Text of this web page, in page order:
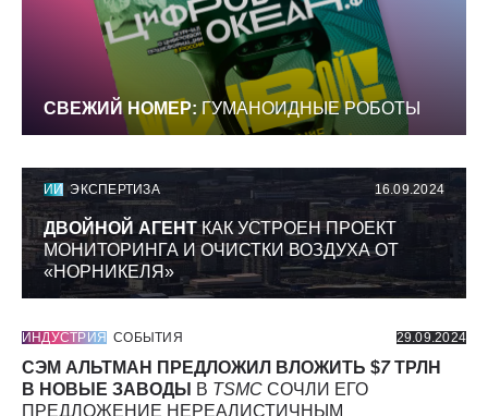
СВЕЖИЙ НОМЕР: ГУМАНОИДНЫЕ РОБОТЫ
ИИ ЭКСПЕРТИЗА 16.09.2024
ДВОЙНОЙ АГЕНТКАК УСТРОЕН ПРОЕКТ
МОНИТОРИНГА И ОЧИСТКИ ВОЗДУХА ОТ
«НОРНИКЕЛЯ»
ИНДУСТРИЯ СОБЫТИЯ 29.09.2024
СЭМ АЛЬТМАН ПРЕДЛОЖИЛ ВЛОЖИТЬ $7ТРЛН
В НОВЫЕ ЗАВОДЫ
В TSMC СОЧЛИ ЕГО
ПРЕДЛОЖЕНИЕ НЕРЕАЛИСТИЧНЫМ